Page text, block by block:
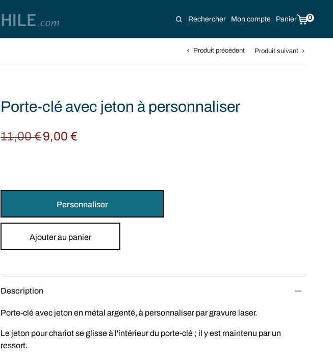
Rechercher Mon compte Panier 0
Produit précédent Produit suivant
Porte-clé avec jeton à personnaliser
11,00€ Original
9,00€
Personnaliser
Ajouter au panier
Description
Porte-clé avec jeton en métal argenté, à personnaliser par gravure laser.
Le jeton pour chariot se glisse à l'intérieur du porte-clé ; il y est maintenu par un
ressort.